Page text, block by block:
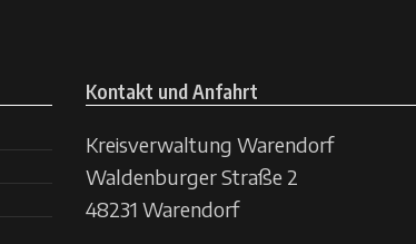
Kontakt und Anfahrt
Kreisverwaltung Warendorf
Waldenburger Straße 2
48231 Warendorf